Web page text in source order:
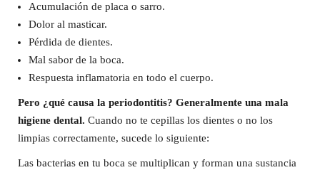
Acumulación de placa o sarro.
Dolor al masticar.
Pérdida de dientes.
Mal sabor de la boca.
Respuesta inflamatoria en todo el cuerpo.
Pero ¿qué causa la periodontitis? Generalmente una mala
higiene dental. Cuando no te cepillas los dientes o no los
limpias correctamente, sucede lo siguiente:
Las bacterias en tu boca se multiplican y forman una sustancia